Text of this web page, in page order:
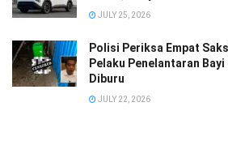
JULY 25, 2026
Polisi Periksa Empat
Pelaku Penelantaran
Diburu
JULY 22, 2026